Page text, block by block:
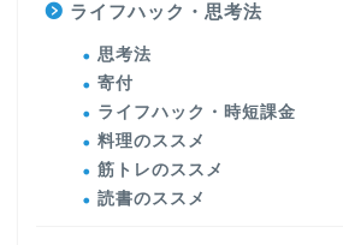
ライフハック・思考法
思考法
寄付
ライフハック・時短課金
料理のススメ
筋トレのススメ
読書のススメ